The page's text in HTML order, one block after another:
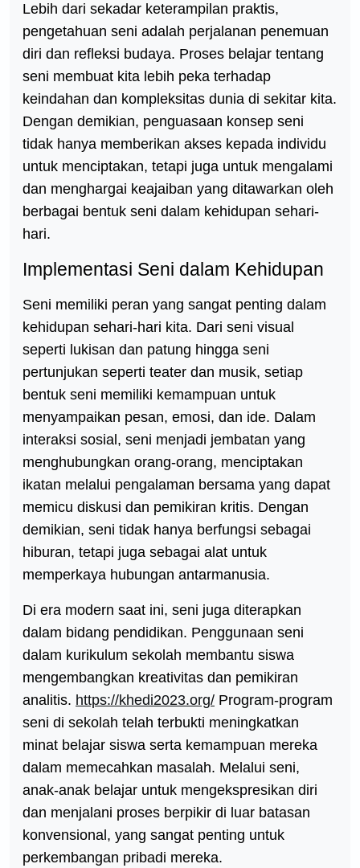
Lebih dari sekadar keterampilan praktis,
pengetahuan seni adalah perjalanan penemuan
diri dan refleksi budaya. Proses belajar tentang
seni membuat kita lebih peka terhadap
keindahan dan kompleksitas dunia di sekitar kita.
Dengan demikian, penguasaan konsep seni
tidak hanya memberikan akses kepada individu
untuk menciptakan, tetapi juga untuk mengalami
dan menghargai keajaiban yang ditawarkan oleh
berbagai bentuk seni dalam kehidupan sehari-
hari.
Implementasi Seni dalam Kehidupan
Seni memiliki peran yang sangat penting dalam
kehidupan sehari-hari kita. Dari seni visual
seperti lukisan dan patung hingga seni
pertunjukan seperti teater dan musik, setiap
bentuk seni memiliki kemampuan untuk
menyampaikan pesan, emosi, dan ide. Dalam
interaksi sosial, seni menjadi jembatan yang
menghubungkan orang-orang, menciptakan
ikatan melalui pengalaman bersama yang dapat
memicu diskusi dan pemikiran kritis. Dengan
demikian, seni tidak hanya berfungsi sebagai
hiburan, tetapi juga sebagai alat untuk
memperkaya hubungan antarmanusia.
Di era modern saat ini, seni juga diterapkan
dalam bidang pendidikan. Penggunaan seni
dalam kurikulum sekolah membantu siswa
mengembangkan kreativitas dan pemikiran
analitis. https://khedi2023.org/ Program-program
seni di sekolah telah terbukti meningkatkan
minat belajar siswa serta kemampuan mereka
dalam memecahkan masalah. Melalui seni,
anak-anak belajar untuk mengekspresikan diri
dan menjalani proses berpikir di luar batasan
konvensional, yang sangat penting untuk
perkembangan pribadi mereka.